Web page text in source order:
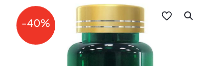
-40%